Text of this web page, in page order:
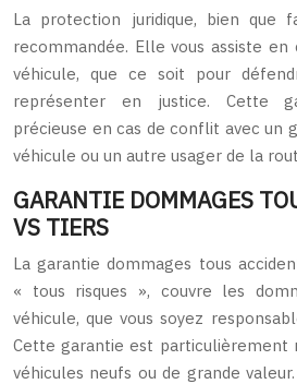
La protection juridique, bien que
recommandée. Elle vous assiste
véhicule, que ce soit pour
représenter en justice. Cette
précieuse en cas de conflit avec un
véhicule ou un autre usager de la
GARANTIE DOMMAGES
VS TIERS
La garantie dommages tous
« tous risques », couvre les
véhicule, que vous soyez
Cette garantie est particulièrement
véhicules neufs ou de grande valeur.